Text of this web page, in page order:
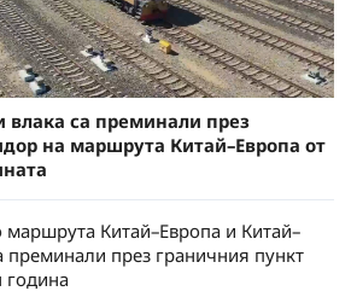
влака са преминали през
на маршрута Китай–Европа от
Китай–Европа и Китай–
преминали през граничния пункт
година